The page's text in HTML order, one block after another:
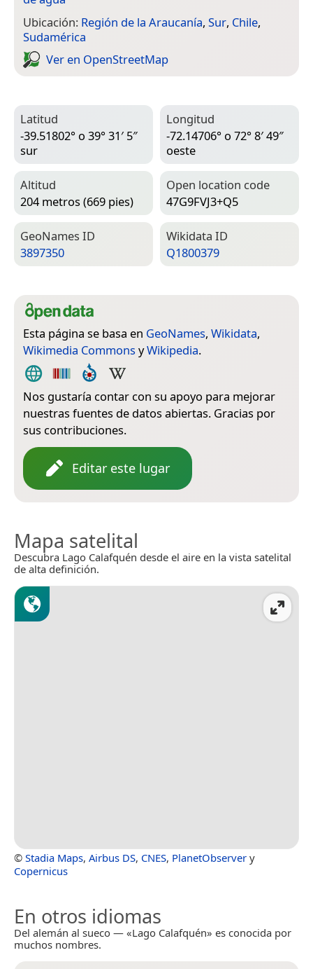
Ubicación: Región de la Araucanía, Sur, Chile,
Sudamérica
Ver en Open­Street­Map
Latitud
-39.51802° o 39° 31′ 5″
sur
Longitud
-72.14706° o 72° 8′ 49″
oeste
Altitud
204 metros (669 pies)
Open location code
47G9FVJ3+Q5
Geo­Names ID
3897350
Wiki­data ID
Q1800379
Esta página se basa en GeoNames, Wikidata,
Wikimedia Commons yWikipedia.
Nos gustaría contar con su apoyo para mejorar
nuestras fuentes de datos abiertas. Gracias por
sus contribuciones.
Editar este lugar
Mapa satelital
Descubra Lago Calafquén desde el aire en la vista satelital
de alta definición.
© Stadia Maps, Airbus DS, CNES, PlanetObserver y
Copernicus
En otros idiomas
Del alemán al sueco — «Lago Calafquén» es conocida por
muchos nombres.